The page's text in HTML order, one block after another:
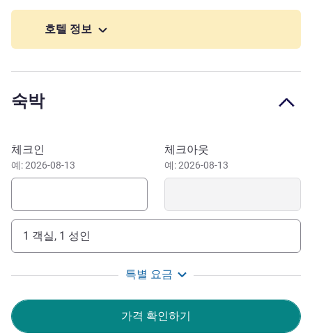
business center, kids space, laundry and is pet-friendly for
corporate event centers in the region. SurActivo
minutes' drive from the hotel. For an outdoor stroll, Parque
Reserve. Both less than 30 minutes by car from the hotel.
For business or walking, the ibis Concepción caters to your
offers a pleasant and comfortable stay. Book, and come
visit this city.
호텔 정보
숙박
이 호텔 예약하기
체크인
예: 2026-08-13
체크아웃
예: 2026-08-13
1 객실, 1 성인
특별 요금
가격 확인하기